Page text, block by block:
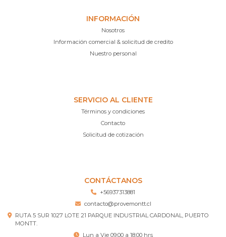
INFORMACIÓN
Nosotros
Información comercial & solicitud de credito
Nuestro personal
SERVICIO AL CLIENTE
Términos y condiciones
Contacto
Solicitud de cotización
CONTÁCTANOS
+56937313881
contacto@provemontt.cl
RUTA 5 SUR 1027 LOTE 21 PARQUE INDUSTRIAL CARDONAL, PUERTO
MONTT.
Lun a Vie 09:00 a 18:00 hrs